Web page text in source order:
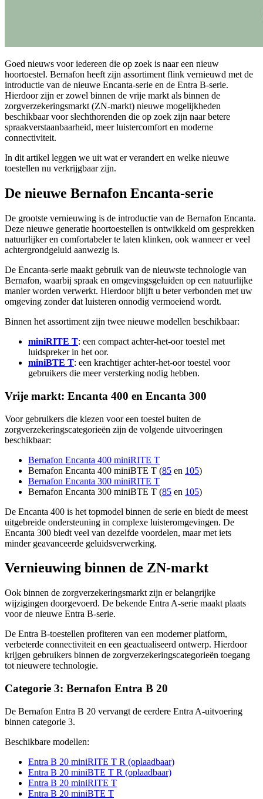
Goed nieuws voor iedereen die op zoek is naar een nieuw
hoortoestel. Bernafon heeft zijn assortiment flink vernieuwd met de
introductie van de nieuwe Encanta-serie en de Entra B-serie.
Hierdoor zijn er zowel binnen de vrije markt als binnen de
zorgverzekeringsmarkt (ZN-markt) nieuwe mogelijkheden
beschikbaar voor slechthorenden die op zoek zijn naar betere
spraakverstaanbaarheid, meer luistercomfort en moderne
connectiviteit.
In dit artikel leggen we uit wat er verandert en welke nieuwe
toestellen nu verkrijgbaar zijn.
De nieuwe Bernafon Encanta-serie
De grootste vernieuwing is de introductie van de Bernafon Encanta.
Deze nieuwe generatie hoortoestellen is ontwikkeld om gesprekken
natuurlijker en comfortabeler te laten klinken, ook wanneer er veel
achtergrondgeluid aanwezig is.
De Encanta-serie maakt gebruik van de nieuwste technologie van
Bernafon, waarbij spraak en omgevingsgeluiden op een natuurlijke
manier worden verwerkt. Hierdoor blijft u beter verbonden met uw
omgeving zonder dat luisteren onnodig vermoeiend wordt.
Binnen het assortiment zijn twee nieuwe modellen beschikbaar:
miniRITE T: een compact achter-het-oor toestel met
luidspreker in het oor.
miniBTE T: een krachtiger achter-het-oor toestel voor
gebruikers die meer versterking nodig hebben.
Vrije markt: Encanta 400 en Encanta 300
Voor gebruikers die kiezen voor een toestel buiten de
zorgverzekeringscategorieën zijn de volgende uitvoeringen
beschikbaar:
Bernafon Encanta 400 miniRITE T
Bernafon Encanta 400 miniBTE T (85 en 105)
Bernafon Encanta 300 miniRITE T
Bernafon Encanta 300 miniBTE T (85 en 105)
De Encanta 400 is het topmodel binnen de serie en biedt de meest
uitgebreide ondersteuning in complexe luisteromgevingen. De
Encanta 300 biedt veel van dezelfde voordelen, maar met iets
minder geavanceerde geluidsverwerking.
Vernieuwing binnen de ZN-markt
Ook binnen de zorgverzekeringsmarkt zijn er belangrijke
wijzigingen doorgevoerd. De bekende Entra A-serie maakt plaats
voor de nieuwe Entra B-serie.
De Entra B-toestellen profiteren van een moderner platform,
verbeterde connectiviteit en een geactualiseerd ontwerp. Hierdoor
krijgen gebruikers binnen de zorgverzekeringscategorieën toegang
tot nieuwere technologie.
Categorie 3: Bernafon Entra B 20
De Bernafon Entra B 20 vervangt de eerdere Entra A-uitvoering
binnen categorie 3.
Beschikbare modellen:
Entra B 20 miniRITE T R (oplaadbaar)
Entra B 20 miniBTE T R (oplaadbaar)
Entra B 20 miniRITE T
Entra B 20 miniBTE T